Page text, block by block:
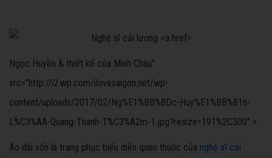
Ngọc Huyền & thiết kế của Minh Châu"
src="http://i2.wp.com/ilovesaigon.net/wp-
content/uploads/2017/02/Ng%E1%BB%8Dc-Huy%E1%BB%81n-
L%C3%AA-Quang-Thanh-T%C3%A2m-1.jpg?resize=191%2C300" >
Áo dài vốn là trang phục biểu diễn quen thuộc của nghệ sĩ cải